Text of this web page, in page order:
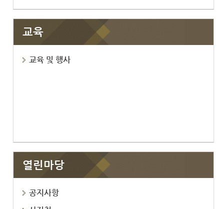
교육
교육 및 행사
열린마당
공지사항